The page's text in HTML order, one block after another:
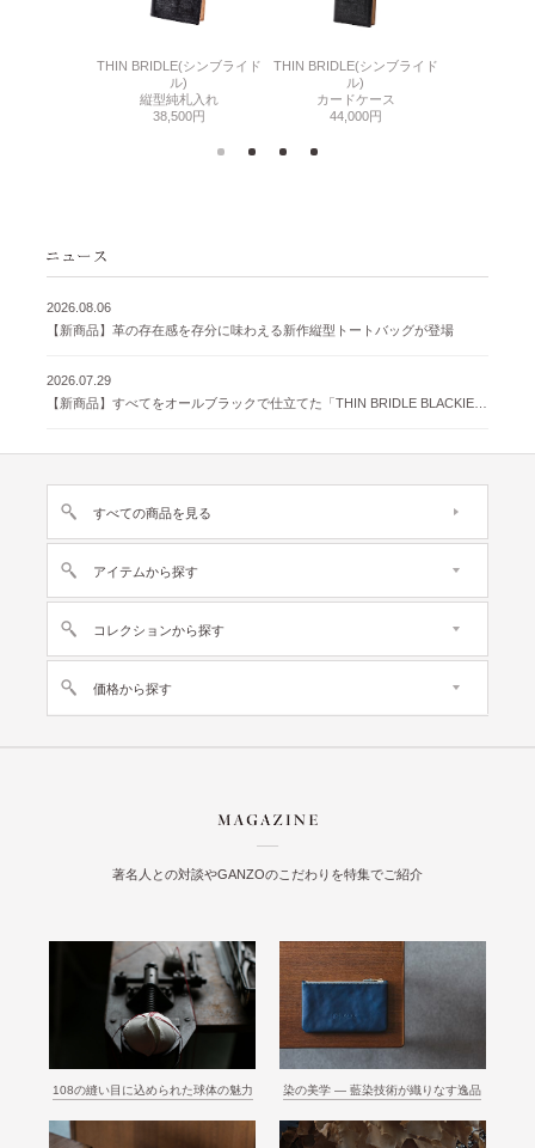
THIN BRIDLE(シンブライド
ル)
縦型純札入れ
38,500円
THIN BRIDLE(シンブライド
ル)
カードケース
44,000円
2026.08.06
【新商品】革の存在感を存分に味わえる新作縦型トートバッグが登場
2026.07.29
すべての商品を見る
アイテムから探す
コレクションから探す
価格から探す
著名人との対談やGANZOのこだわりを特集でご紹介
108の縫い目に込められた球体の魅力 染の美学 ― 藍染技術が織りなす逸品